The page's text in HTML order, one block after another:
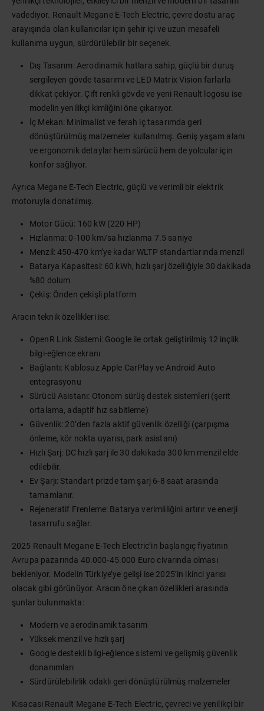
vadediyor. Renault Megane E-Tech Electric, çevre dostu araç
arayışında olan kullanıcılar için şehir içi ve uzun mesafeli
kullanıma uygun, sürdürülebilir bir seçenek.
Dış Tasarım: Aerodinamik hatlara sahip, güçlü bir duruş
sergileyen gövde tasarımı ve LED Matrix Vision farlarla
dikkat çekiyor. Çift renkli gövde ve yeni Renault logosu ise
modelin yenilikçi kimliğini öne çıkarıyor.
İç Mekan: Minimalist ve ferah iç tasarımda geri
dönüştürülmüş malzemeler kullanılmış. Geniş yaşam alanı
ve ergonomik detaylar hem sürücü hem de yolcular için
konfor sağlıyor.
Ayrıca Megane E-Tech Electric, güçlü ve verimli bir elektrik
motoruyla donatılmış.
Motor Gücü: 160 kW (220 HP)
Hızlanma: 0-100 km/sa hızlanma 7.5 saniye
Menzil: 450-470 km’ye kadar WLTP standartlarında menzil
Batarya Kapasitesi: 60 kWh, hızlı şarj özelliğiyle 30 dakikada
%80 dolum
Çekiş: Önden çekişli platform
Aracın teknik özellikleri ise:
OpenR Link Sistemi: Google ile ortak geliştirilmiş 12 inçlik
bilgi-eğlence ekranı
Bağlantı: Kablosuz Apple CarPlay ve Android Auto
entegrasyonu
Sürücü Asistanı: Otonom sürüş destek sistemleri (şerit
ortalama, adaptif hız sabitleme)
Güvenlik: 20’den fazla aktif güvenlik özelliği (çarpışma
önleme, kör nokta uyarısı, park asistanı)
Hızlı Şarj: DC hızlı şarj ile 30 dakikada 300 km menzil elde
edilebilir.
Ev Şarjı: Standart prizde tam şarj 6-8 saat arasında
tamamlanır.
Rejeneratif Frenleme: Batarya verimliliğini artırır ve enerji
tasarrufu sağlar.
2025 Renault Megane E-Tech Electric’in başlangıç fiyatının
Avrupa pazarında 40.000-45.000 Euro civarında olması
bekleniyor. Modelin Türkiye’ye gelişi ise 2025’in ikinci yarısı
olacak gibi görünüyor. Aracın öne çıkan özellikleri arasında
şunlar bulunmakta:
Modern ve aerodinamik tasarım
Yüksek menzil ve hızlı şarj
Google destekli bilgi-eğlence sistemi ve gelişmiş güvenlik
donanımları
Sürdürülebilirlik odaklı geri dönüştürülmüş malzemeler
Kısacası Renault Megane E-Tech Electric, çevreci ve yenilikçi bir